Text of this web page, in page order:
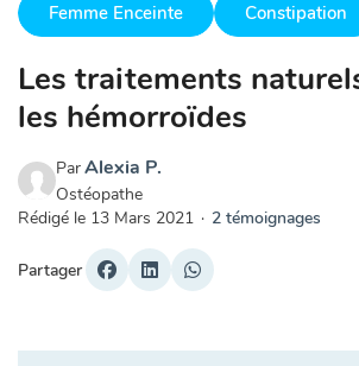
Femme Enceinte
Constipation
Les traitements
les hémorroïdes
ParAlexia P.
Ostéopathe
Rédigé le 13 Mars 2021 · 2 témoignages
Partager